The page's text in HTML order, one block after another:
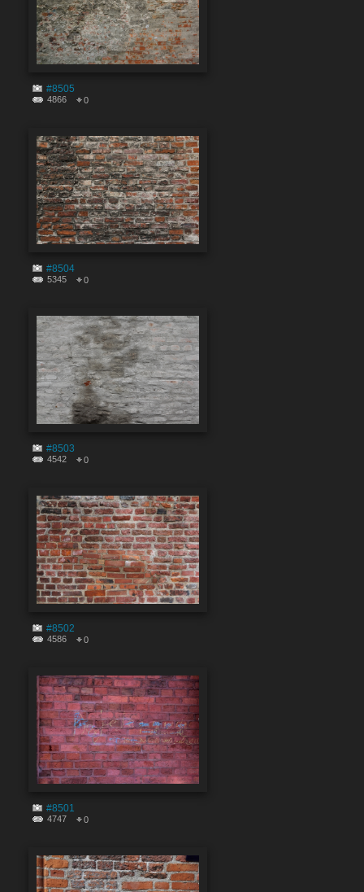
#8505
4866 0
#8504
5345 0
#8503
4542 0
#8502
4586 0
#8501
4747 0